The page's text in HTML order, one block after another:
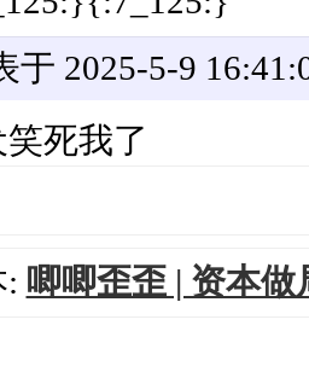
于 2025-5-9
死我了
唧唧歪歪 | 资本